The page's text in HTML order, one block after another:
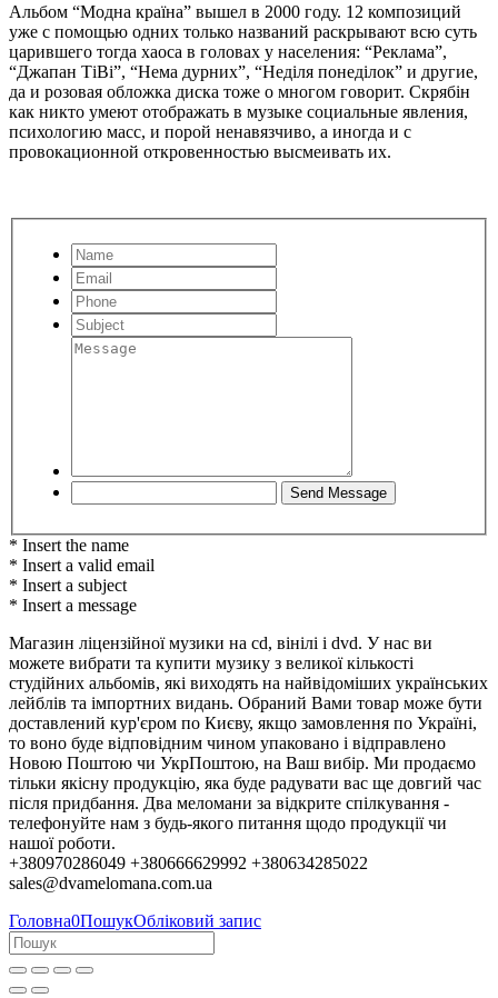
Альбом “Модна країна” вышел в 2000 году. 12 композиций
уже с помощью одних только названий раскрывают всю суть
царившего тогда хаоса в головах у населения: “Реклама”,
“Джапан ТіВі”, “Нема дурних”, “Неділя понеділок” и другие,
да и розовая обложка диска тоже о многом говорит. Скрябін
как никто умеют отображать в музыке социальные явления,
психологию масс, и порой ненавязчиво, а иногда и с
провокационной откровенностью высмеивать их.
* Insert the name
* Insert a valid email
* Insert a subject
* Insert a message
Магазин ліцензійної музики на cd, вінілі і dvd. У нас ви
можете вибрати та купити музику з великої кількості
студійних альбомів, які виходять на найвідоміших українських
лейблів та імпортних видань. Обраний Вами товар може бути
доставлений кур'єром по Києву, якщо замовлення по Україні,
то воно буде відповідним чином упаковано і відправлено
Новою Поштою чи УкрПоштою, на Ваш вибір. Ми продаємо
тільки якісну продукцію, яка буде радувати вас ще довгий час
після придбання. Два меломани за відкрите спілкування -
телефонуйте нам з будь-якого питання щодо продукції чи
нашої роботи.
+380970286049 +380666629992 +380634285022
sales@dvamelomana.com.ua
Головна0ПошукОбліковий запис
Колеги, партнери та клієнти!